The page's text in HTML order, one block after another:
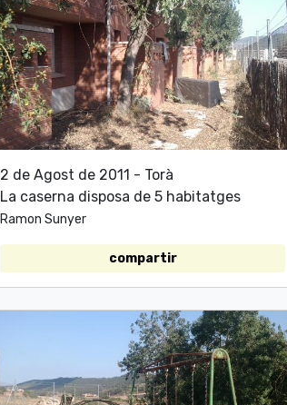
2 de Agost de 2011 - Torà
La caserna disposa de 5 habitatges
Ramon Sunyer
compartir